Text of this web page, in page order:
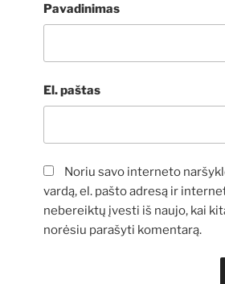
Pavadinimas
El. paštas
Noriu savo interneto
vardą, el. pašto adresą ir
nebereiktų įvesti iš naujo, kai
norėsiu parašyti komentarą.